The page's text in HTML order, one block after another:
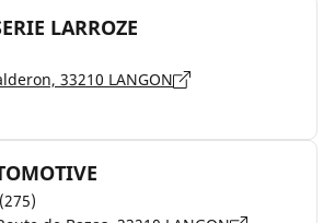
LARROZE
33210 LANGON
(275)